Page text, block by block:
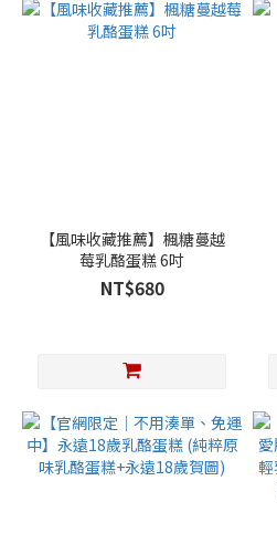
【風味收藏推薦】楓糖蔓越
莓乳酪蛋糕 6吋
NT$680